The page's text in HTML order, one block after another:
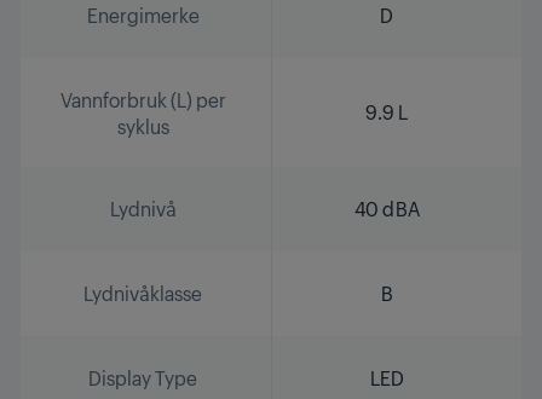
Energimerke D
Vannforbruk (L) per
syklus
9.9 L
Lydnivå 40 dBA
Lydnivåklasse B
Display Type LED